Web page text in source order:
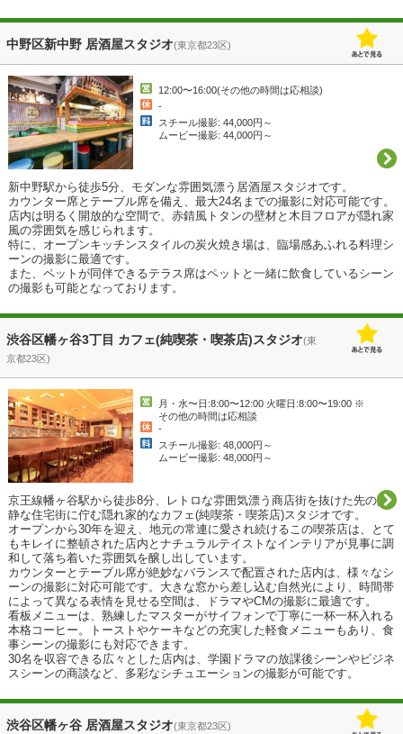
中野区新中野 居酒屋スタジオ(東京都23区)
12:00〜16:00(その他の時間は応相談)
-
スチール撮影: 44,000円～
ムービー撮影: 44,000円～
新中野駅から徒歩5分、モダンな雰囲気漂う居酒屋スタジオです。
カウンター席とテーブル席を備え、最大24名までの撮影に対応可能です。
店内は明るく開放的な空間で、赤錆風トタンの壁材と木目フロアが隠れ家
風の雰囲気を感じられます。
特に、オープンキッチンスタイルの炭火焼き場は、臨場感あふれる料理シ
ーンの撮影に最適です。
また、ペットが同伴できるテラス席はペットと一緒に飲食しているシーン
の撮影も可能となっております。
渋谷区幡ヶ谷3丁目 カフェ(純喫茶・喫茶店)スタジオ(東
京都23区)
月・水〜日:8:00〜12:00 火曜日:8:00〜19:00 ※
その他の時間は応相談
-
スチール撮影: 48,000円～
ムービー撮影: 48,000円～
京王線幡ヶ谷駅から徒歩8分、レトロな雰囲気漂う商店街を抜けた先の閑
静な住宅街に佇む隠れ家的なカフェ(純喫茶・喫茶店)スタジオです。
オープンから30年を迎え、地元の常連に愛され続けるこの喫茶店は、とて
もキレイに整頓された店内とナチュラルテイストなインテリアが見事に調
和して落ち着いた雰囲気を醸し出しています。
カウンターとテーブル席が絶妙なバランスで配置された店内は、様々なシ
ーンの撮影に対応可能です。大きな窓から差し込む自然光により、時間帯
によって異なる表情を見せる空間は、ドラマやCMの撮影に最適です。
看板メニューは、熟練したマスターがサイフォンで丁寧に一杯一杯入れる
本格コーヒー。トーストやケーキなどの充実した軽食メニューもあり、食
事シーンの撮影にも対応できます。
30名を収容できる広々とした店内は、学園ドラマの放課後シーンやビジネ
スシーンの商談など、多彩なシチュエーションの撮影が可能です。
渋谷区幡ヶ谷 居酒屋スタジオ(東京都23区)